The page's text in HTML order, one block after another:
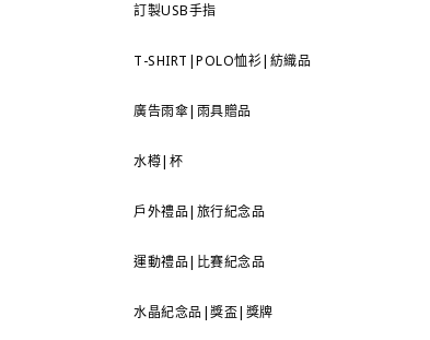
訂製USB手指
T-SHIRT|POLO恤衫|紡織品
廣告雨傘|雨具贈品
水樽|杯
戶外禮品|旅行紀念品
運動禮品|比賽紀念品
水晶紀念品|獎盃|獎牌